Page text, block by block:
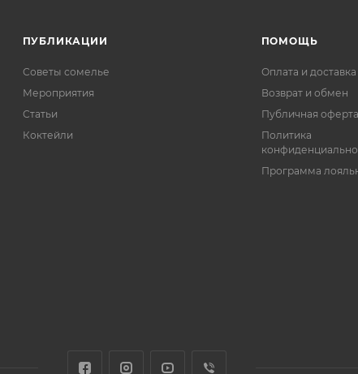
ПУБЛИКАЦИИ
Советы сомелье
Мероприятия
Статьи
Коктейли
ПОМОЩЬ
Оплата и доставка
Возврат и обмен
Публичная оферта
Политика
Программа